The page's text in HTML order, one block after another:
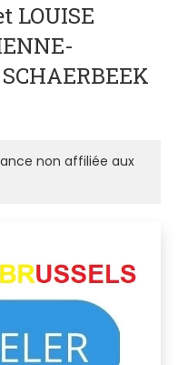
LOUISE
non affiliée aux